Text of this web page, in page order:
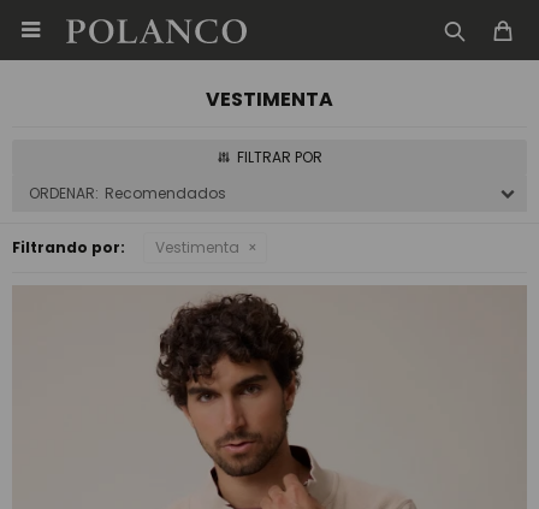

VESTIMENTA
Recomendados
Filtrando por: Vestimenta